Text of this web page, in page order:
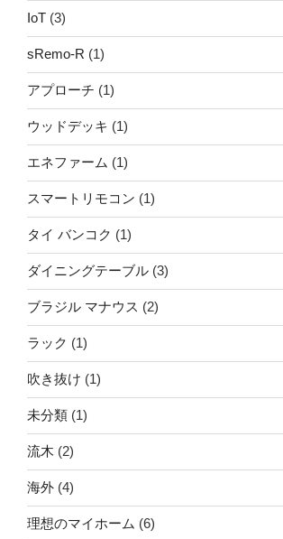
IoT (3)
sRemo-R (1)
アプローチ (1)
ウッドデッキ (1)
エネファーム (1)
スマートリモコン (1)
タイ バンコク (1)
ダイニングテーブル (3)
ブラジル マナウス (2)
ラック (1)
吹き抜け (1)
未分類 (1)
流木 (2)
海外 (4)
理想のマイホーム (6)